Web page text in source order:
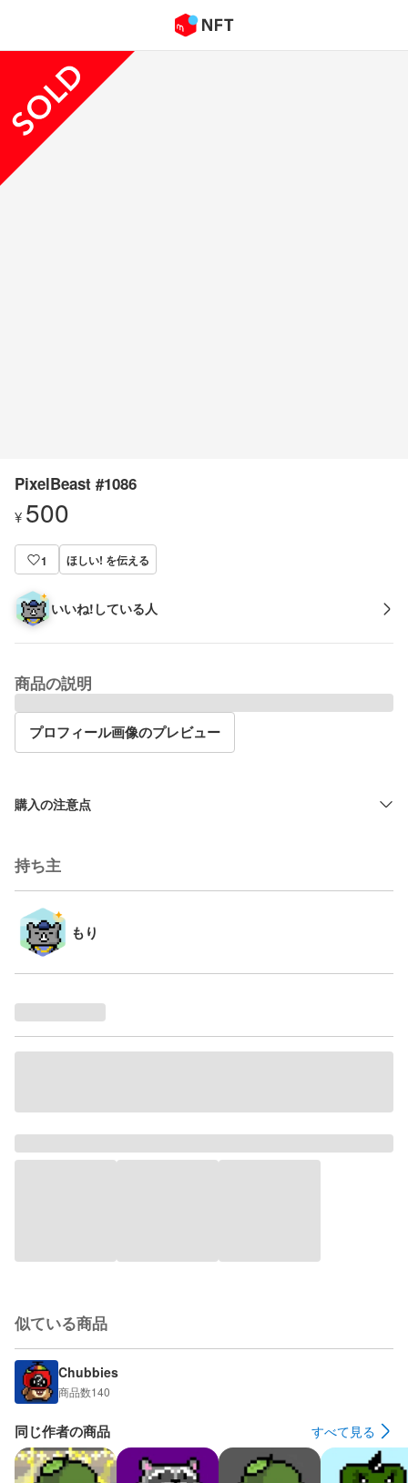
PixelBeast #1086
¥ 500
1 ほしい! を伝える
いいね!している人
商品の説明
プロフィール画像のプレビュー
購入の注意点
持ち主
もり
似ている商品
Chubbies
商品数140
同じ作者の商品 すべて見る